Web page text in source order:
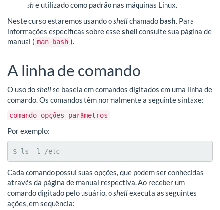
she utilizado como padrão nas máquinas Linux.
Neste curso estaremos usando oshellchamado bash. Para
informações específicas sobre esseshell consulte sua página de
manual ( man bash ).
A linha de comando
O uso doshellse baseia em comandos digitados em uma linha de
comando. Os comandos têm normalmente a seguinte sintaxe:
comando opções parâmetros
Por exemplo:
$ ls -l /etc
Cada comando possui suas opções, que podem ser conhecidas
através da página de manual respectiva. Ao receber um
comando digitado pelo usuário, oshellexecuta as seguintes
ações, em sequência: